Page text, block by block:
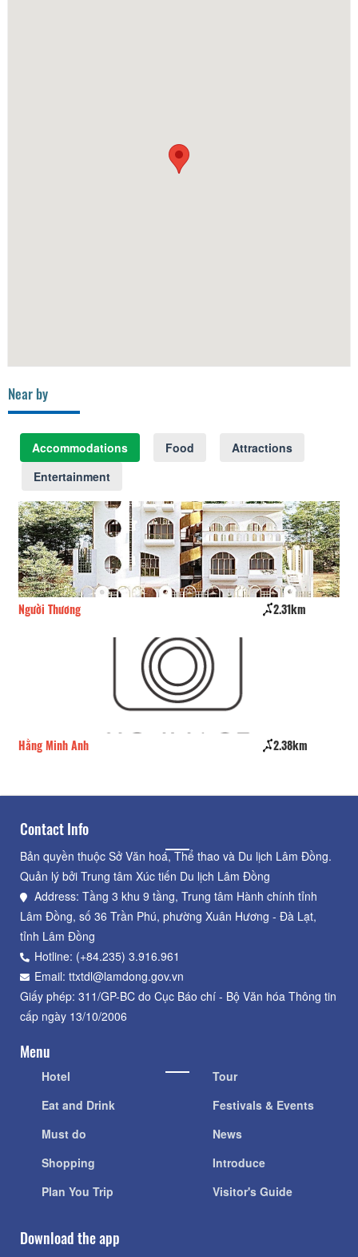
Near by
Accommodations Food
Attractions
Entertainment
Người Thương 2.31km
Hằng Minh Anh 2.38km
Contact Info
Bản quyền thuộc Sở Văn hoá, Thể thao và Du lịch Lâm Đồng.
Quản lý bởi Trung tâm Xúc tiến Du lịch Lâm Đồng
Address: Tầng 3 khu 9 tầng, Trung tâm Hành chính tỉnh
Lâm Đồng, số 36 Trần Phú, phường Xuân Hương - Đà Lạt,
tỉnh Lâm Đồng
Hotline: (+84.235) 3.916.961
Email: ttxtdl@lamdong.gov.vn
Giấy phép: 311/GP-BC do Cục Báo chí - Bộ Văn hóa Thông tin
cấp ngày 13/10/2006
Menu
Hotel
Eat and Drink
Must do
Shopping
Plan You Trip
Tour
Festivals & Events
News
Introduce
Visitor's Guide
Download the app